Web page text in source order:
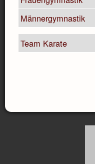
Männergymnastik
Team Karate